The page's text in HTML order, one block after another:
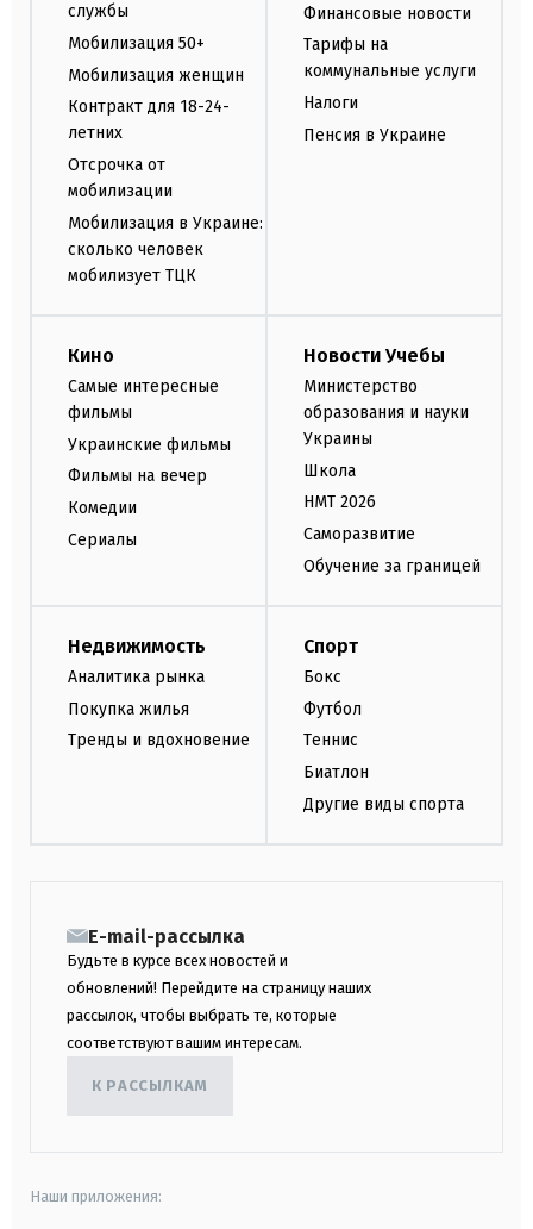
службы
Мобилизация 50+
Мобилизация женщин
Контракт для 18-24-
летних
Отсрочка от
мобилизации
Мобилизация в Украине:
сколько человек
мобилизует ТЦК
Финансовые новости
Тарифы на
коммунальные услуги
Налоги
Пенсия в Украине
Кино
Самые интересные
фильмы
Украинские фильмы
Фильмы на вечер
Комедии
Сериалы
Новости Учебы
Министерство
образования и науки
Украины
Школа
НМТ 2026
Саморазвитие
Обучение за границей
Недвижимость
Аналитика рынка
Покупка жилья
Тренды и вдохновение
Спорт
Бокс
Футбол
Теннис
Биатлон
Другие виды спорта
E-mail-рассылка
Будьте в курсе всех новостей и
обновлений! Перейдите на страницу наших
рассылок, чтобы выбрать те, которые
соответствуют вашим интересам.
К РАССЫЛКАМ
Наши приложения: